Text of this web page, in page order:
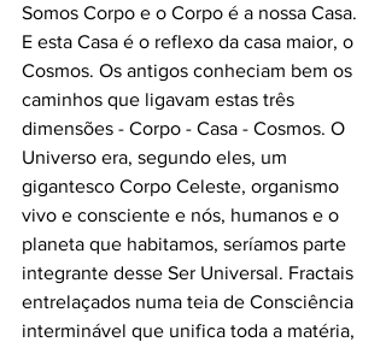
Somos Corpo e o Corpo é a nossa Casa.
E esta Casa é o reflexo da casa maior, o
Cosmos. Os antigos conheciam bem os
caminhos que ligavam estas três
dimensões - Corpo - Casa - Cosmos. O
Universo era, segundo eles, um
gigantesco Corpo Celeste, organismo
vivo e consciente e nós, humanos e o
planeta que habitamos, seríamos parte
integrante desse Ser Universal. Fractais
entrelaçados numa teia de Consciência
interminável que unifica toda a matéria,